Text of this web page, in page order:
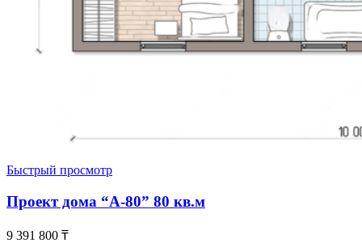
Быстрый просмотр
Проект дома “А-80” 80 кв.м
9 391 800 ₸